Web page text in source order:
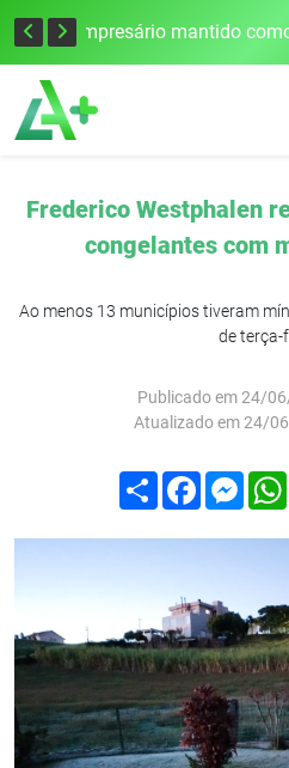
Edital para construção de ponte entre Itapiranga e Barra do Guarita deve ser lançado no segundo semestre
Frederico Westphalen
congelantes com
Ao menos 13 municípios tiveram
de terça-
Publicado em 24/
Atualizado em 24/
Compartilhar
Facebook